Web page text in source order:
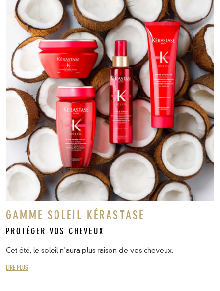
GAMME SOLEIL KÉRASTASE
PROTÉGER VOS CHEVEUX
Cet été, le soleil n'aura plus raison de vos cheveux.
LIRE PLUS